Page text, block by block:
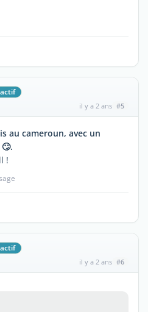
il y a 2 ans #5
au cameroun, avec un
!
il y a 2 ans #6